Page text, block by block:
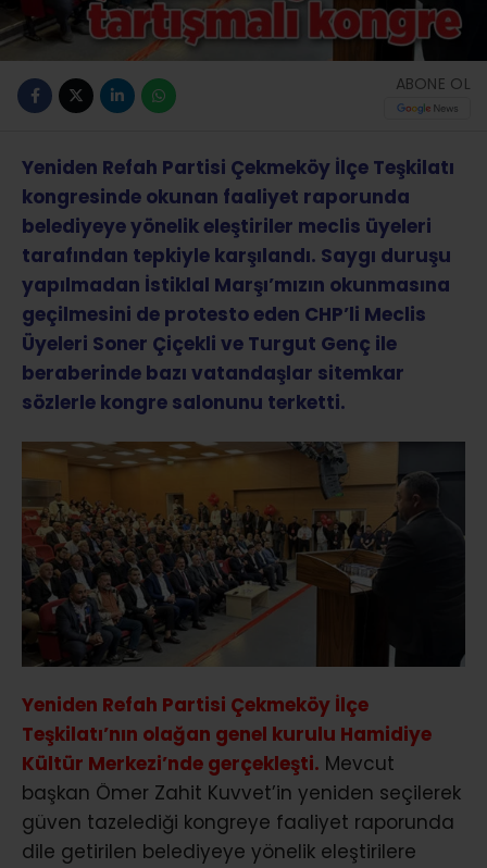
ABONE OL
Yeniden Refah Partisi Çekmeköy İlçe Teşkilatı
kongresinde okunan faaliyet raporunda
belediyeye yönelik eleştiriler meclis üyeleri
tarafından tepkiyle karşılandı. Saygı duruşu
yapılmadan İstiklal Marşı’mızın okunmasına
geçilmesini de protesto eden CHP’li Meclis
Üyeleri Soner Çiçekli ve Turgut Genç ile
beraberinde bazı vatandaşlar sitemkar
sözlerle kongre salonunu terketti.
Yeniden Refah Partisi Çekmeköy İlçe
Teşkilatı’nın olağan genel kurulu Hamidiye
Kültür Merkezi’nde gerçekleşti. Mevcut
başkan Ömer Zahit Kuvvet’in yeniden seçilerek
güven tazelediği kongreye faaliyet raporunda
dile getirilen belediyeye yönelik eleştirilere